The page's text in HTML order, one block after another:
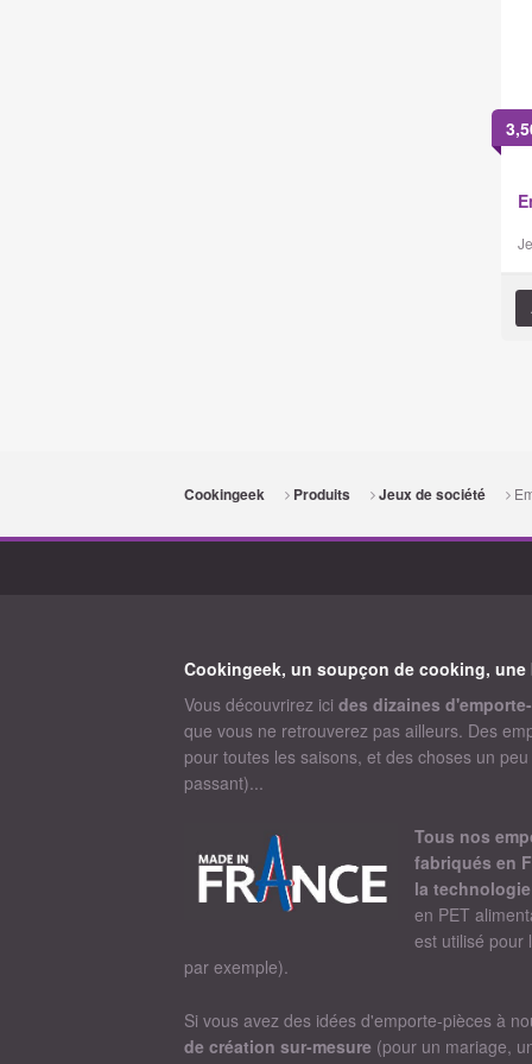
Cookingeek Produits Jeux de société
Cookingeek, un soupçon de cooking, une
Vous découvrirez ici des dizaines
que vous ne retrouverez pas ailleurs. Des
pour toutes les saisons, et des choses un
passant)...
Tous nos
fabriqués en
la
en PET
est utilisé pour
par exemple).
Si vous avez des idées d'emporte-pièces à
de création sur-mesure (pour un mariage,